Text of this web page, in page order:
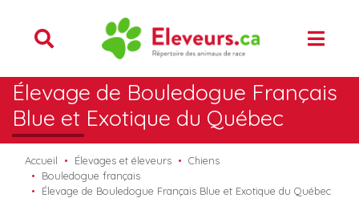
Élevage de Bouledogue Français
Blue et Exotique du Québec
Accueil Élevages et éleveurs
Chiens
Bouledogue français
Élevage de Bouledogue Français Blue et Exotique du Québec